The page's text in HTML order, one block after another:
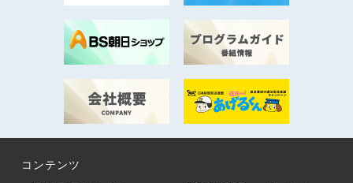
コンテンツ